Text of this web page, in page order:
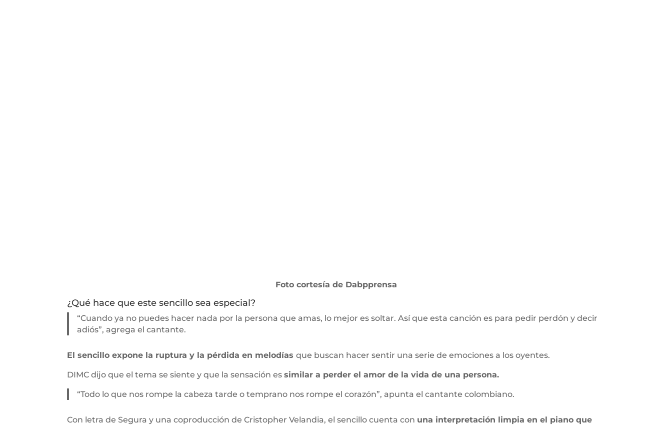
Foto cortesía de Dabpprensa
¿Qué hace que este sencillo sea especial?
“Cuando ya no puedes hacer nada por la persona que amas, lo mejor es soltar. Así que esta canción es para pedir perdón y decir
adiós”, agrega el cantante.
El sencillo expone la ruptura y la pérdida en melodíasque buscan hacer sentir una serie de emociones a los oyentes.
DIMC dijo que el tema se siente y que la sensación essimilar a perder el amor de la vida de una persona.
“Todo lo que nos rompe la cabeza tarde o temprano nos rompe el corazón”, apunta el cantante colombiano.
Con letra de Segura y una coproducción de Cristopher Velandia, el sencillo cuenta con una interpretación limpia en el piano que